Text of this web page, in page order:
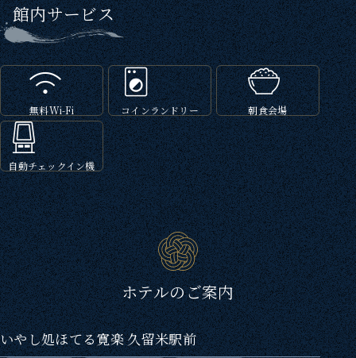
館内サービス
無料Wi-Fi コインランドリー 朝食会場
自動チェックイン機
ホテルのご案内
いやし処ほてる寛楽 久留米駅前